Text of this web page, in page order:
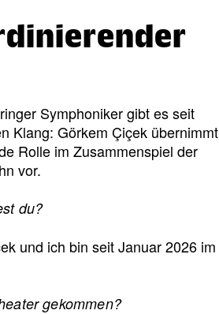
Symphoniker gibt es seit
Klang: Görkem Çiçek übernimmt
Rolle im Zusammenspiel der
vor.
du?
und ich bin seit Januar 2026 im
gekommen?